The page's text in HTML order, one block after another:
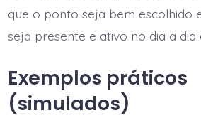
que o ponto seja bem escolhido
seja presente e ativo no dia a dia
Exemplos práticos
(simulados)